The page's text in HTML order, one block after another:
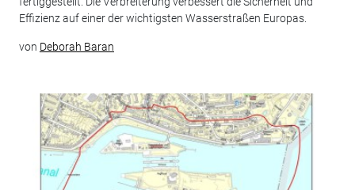
Effizienz auf einer der wichtigsten Wasserstraßen Europas.
von Deborah Baran